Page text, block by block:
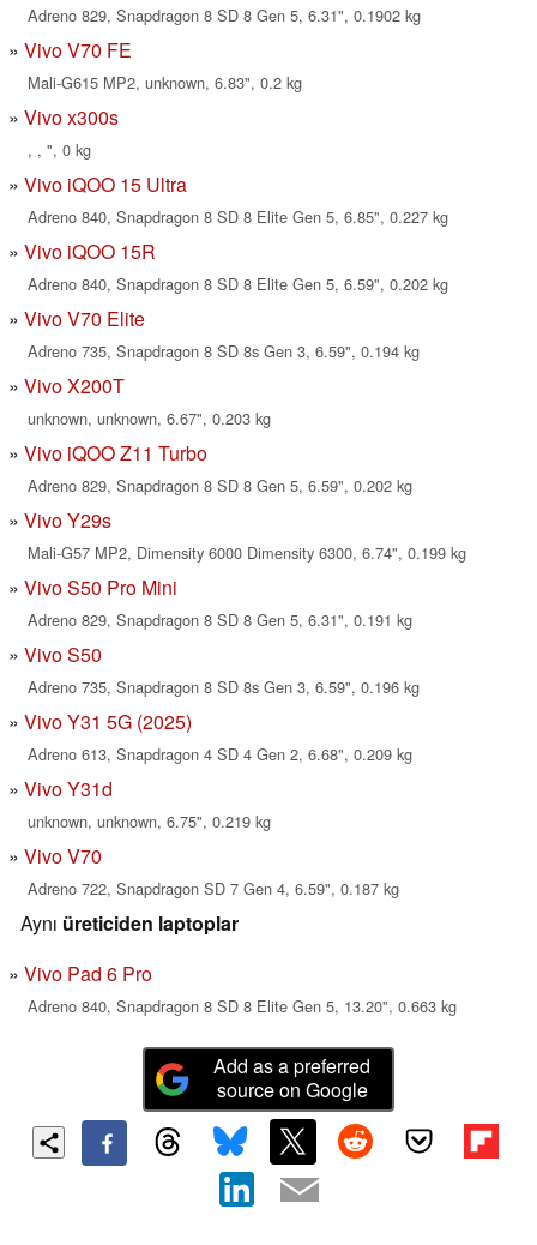
Adreno 829, Snapdragon 8 SD 8 Gen 5, 6.31", 0.1902 kg
Vivo V70 FE
Mali-G615 MP2, unknown, 6.83", 0.2 kg
Vivo x300s
, , ", 0 kg
Vivo iQOO 15 Ultra
Adreno 840, Snapdragon 8 SD 8 Elite Gen 5, 6.85", 0.227 kg
Vivo iQOO 15R
Adreno 840, Snapdragon 8 SD 8 Elite Gen 5, 6.59", 0.202 kg
Vivo V70 Elite
Adreno 735, Snapdragon 8 SD 8s Gen 3, 6.59", 0.194 kg
Vivo X200T
unknown, unknown, 6.67", 0.203 kg
Vivo iQOO Z11 Turbo
Adreno 829, Snapdragon 8 SD 8 Gen 5, 6.59", 0.202 kg
Vivo Y29s
Mali-G57 MP2, Dimensity 6000 Dimensity 6300, 6.74", 0.199 kg
Vivo S50 Pro Mini
Adreno 829, Snapdragon 8 SD 8 Gen 5, 6.31", 0.191 kg
Vivo S50
Adreno 735, Snapdragon 8 SD 8s Gen 3, 6.59", 0.196 kg
Vivo Y31 5G (2025)
Adreno 613, Snapdragon 4 SD 4 Gen 2, 6.68", 0.209 kg
Vivo Y31d
unknown, unknown, 6.75", 0.219 kg
Vivo V70
Adreno 722, Snapdragon SD 7 Gen 4, 6.59", 0.187 kg
Aynı üreticiden laptoplar
Vivo Pad 6 Pro
Adreno 840, Snapdragon 8 SD 8 Elite Gen 5, 13.20", 0.663 kg
Add as a preferred
source on Google